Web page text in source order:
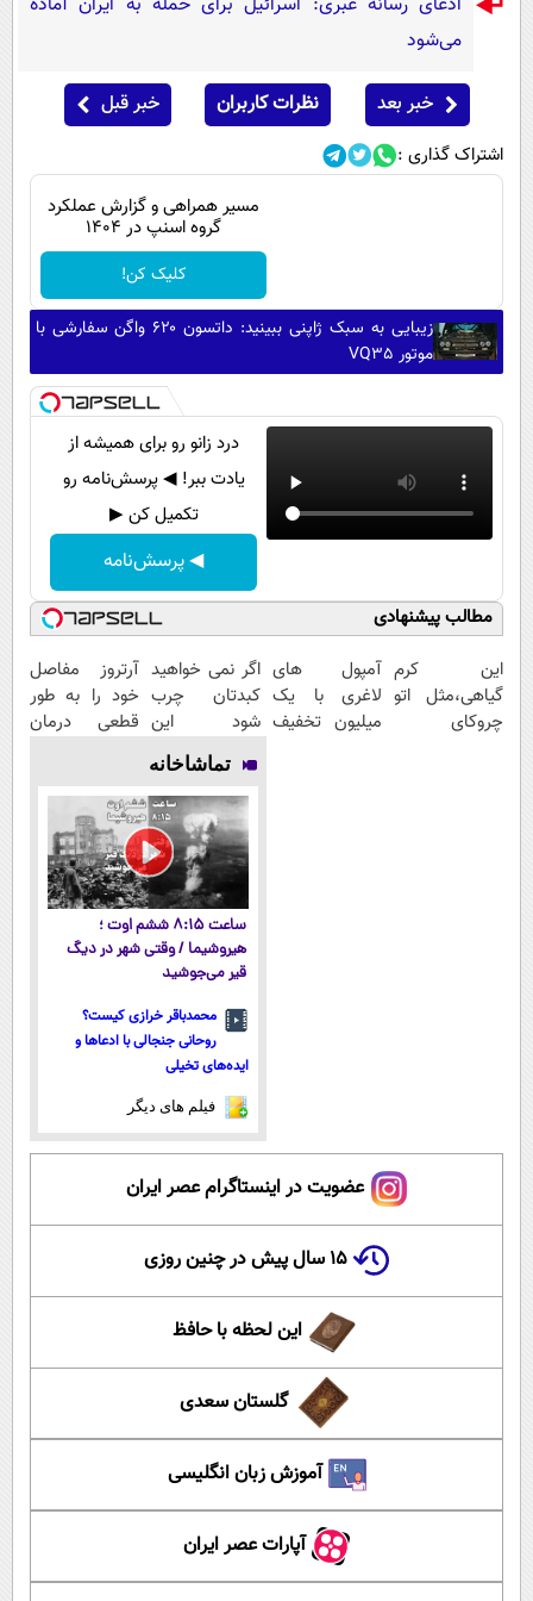
می‌شود
خبر بعد نظرات کاربران خبر قبل
اشتراک گذاری :
مسیر همراهی و گزارش عملکرد
گروه اسنپ در ۱۴۰۴
کلیک کن!
زیبایی به سبک ژاپنی ببینید: داتسون ۶۲۰ واگن سفارشی با
موتور VQ35
درد زانو رو برای همیشه از
یادت ببر! ◀ پرسش‌نامه رو
تکمیل کن ▶
◀ پرسش‌نامه
مطالب پیشنهادی
این کرم
گیاهی،مثل اتو
چروکای
آمپول های
لاغری با یک
میلیون تخفیف
اگر نمی خواهید
کبدتان چرب
شود این
نوشیدنی خوش
طعم را بنوشید
آرتروز مفاصل
خود را به طور
قطعی درمان
تماشاخانه
ساعت ۸:۱۵ ششم اوت ؛
هیروشیما / وقتی شهر در دیگ
قیر می‌جوشید
محمدباقر خرازی کیست؟
روحانی جنجالی با ادعاها و
ایده‌های تخیلی
فیلم های دیگر
عضویت در اینستاگرام عصر ایران
۱۵ سال پیش در چنین روزی
این لحظه با حافظ
گلستان سعدی
آموزش زبان انگلیسی
آپارات عصر ایران